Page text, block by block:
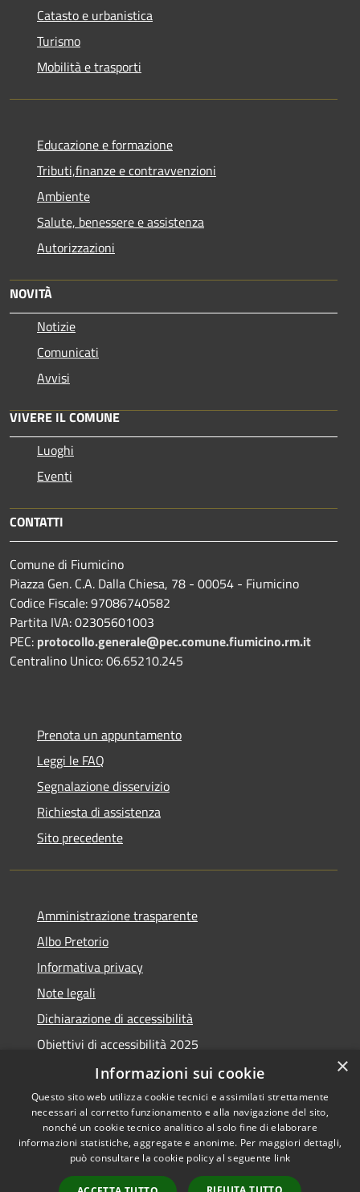
Catasto e urbanistica
Turismo
Mobilità e trasporti
Educazione e formazione
Tributi,finanze e contravvenzioni
Ambiente
Salute, benessere e assistenza
Autorizzazioni
NOVITÀ
Notizie
Comunicati
Avvisi
VIVERE IL COMUNE
Luoghi
Eventi
CONTATTI
Comune di Fiumicino
Piazza Gen. C.A. Dalla Chiesa, 78 - 00054 - Fiumicino
Codice Fiscale: 97086740582
Partita IVA: 02305601003
PEC: protocollo.generale@pec.comune.fiumicino.rm.it
Centralino Unico: 06.65210.245
Prenota un appuntamento
Leggi le FAQ
Segnalazione disservizio
Richiesta di assistenza
Sito precedente
Amministrazione trasparente
Albo Pretorio
Informativa privacy
Note legali
Dichiarazione di accessibilità
Obiettivi di accessibilità 2025
Meccanismo di feedback
RSS
Accessibilità
Copyright © 2026 • Comune di
Fiumicino • Powered by
×
Informazioni sui cookie
Questo sito web utilizza cookie tecnici e assimilati strettamente
necessari al corretto funzionamento e alla navigazione del sito,
nonché un cookie tecnico analitico al solo fine di elaborare
informazioni statistiche, aggregate e anonime. Per maggiori dettagli,
può consultare la cookie policy al seguente link